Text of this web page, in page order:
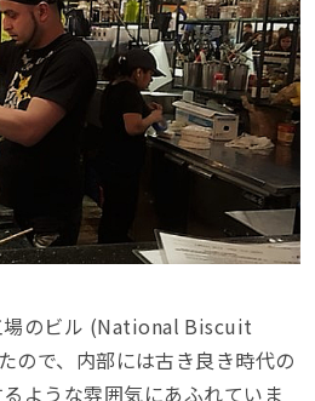
場のビル (National Biscuit
ので、内部には古き良き時代の
ような雰囲気にあふれていま